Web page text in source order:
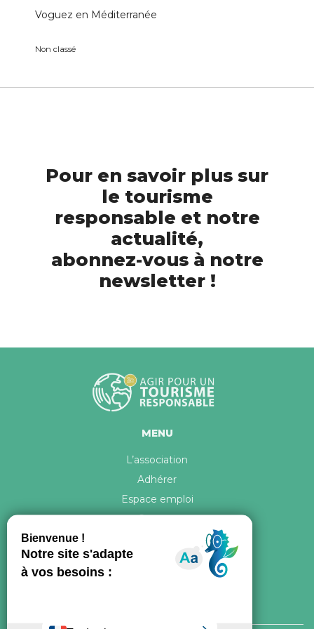
Voguez en Méditerranée
Non classé
Pour en savoir plus sur
le tourisme
responsable et notre
actualité,
abonnez-vous à notre
newsletter !
MENU
L’association
Adhérer
Espace emploi
Contact